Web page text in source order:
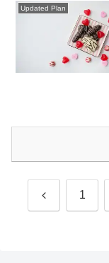
Updated Plan
前 1